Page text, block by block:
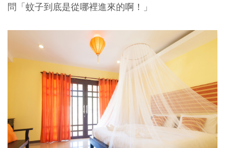
問「蚊子到底是從哪裡進來的啊！」